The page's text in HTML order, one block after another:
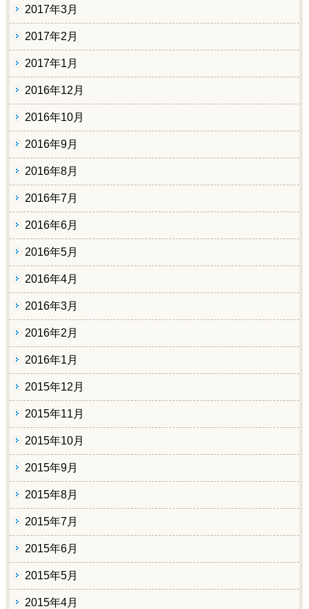
2017年3月
2017年2月
2017年1月
2016年12月
2016年10月
2016年9月
2016年8月
2016年7月
2016年6月
2016年5月
2016年4月
2016年3月
2016年2月
2016年1月
2015年12月
2015年11月
2015年10月
2015年9月
2015年8月
2015年7月
2015年6月
2015年5月
2015年4月